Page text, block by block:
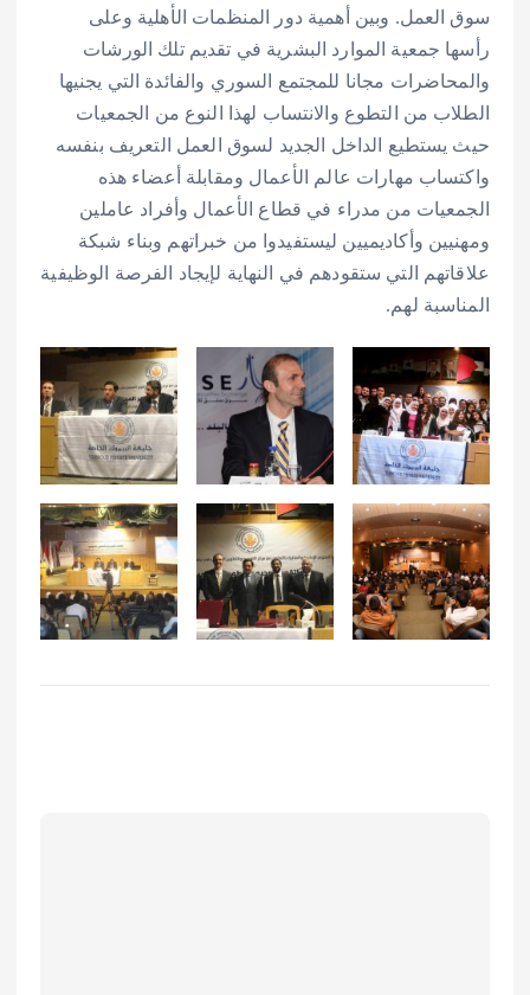
سوق العمل. وبين أهمية دور المنظمات الأهلية وعلى
رأسها جمعية الموارد البشرية في تقديم تلك الورشات
والمحاضرات مجانا للمجتمع السوري والفائدة التي يجنيها
الطلاب من التطوع والانتساب لهذا النوع من الجمعيات
حيث يستطيع الداخل الجديد لسوق العمل التعريف بنفسه
واكتساب مهارات عالم الأعمال ومقابلة أعضاء هذه
الجمعيات من مدراء في قطاع الأعمال وأفراد عاملين
ومهنيين وأكاديميين ليستفيدوا من خبراتهم وبناء شبكة
علاقاتهم التي ستقودهم في النهاية لإيجاد الفرصة الوظيفية
المناسبة لهم.